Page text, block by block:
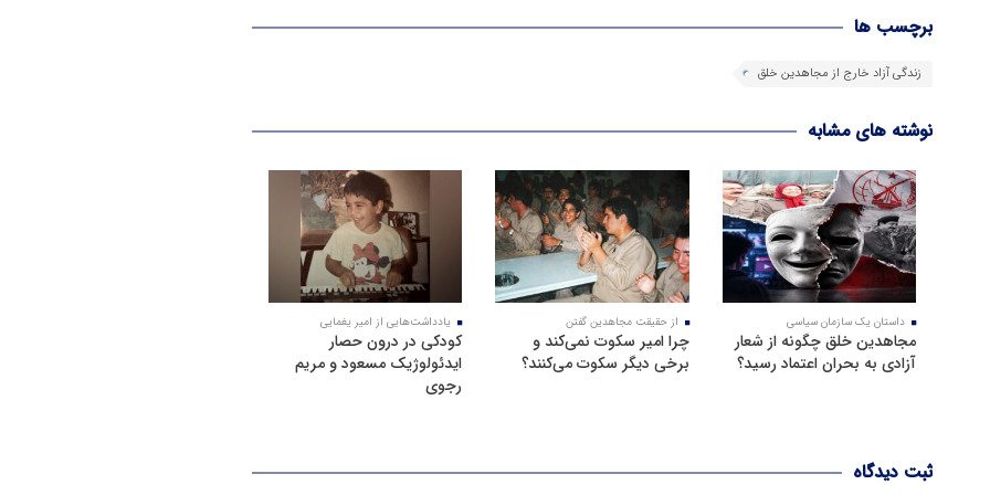
برچسب ها
زندگی آزاد خارج از مجاهدین خلق
نوشته های مشابه
داستان یک سازمان سیاسی
مجاهدین خلق چگونه از شعار
آزادی به بحران اعتماد رسید؟
از حقیقت مجاهدین گفتن
چرا امیر سکوت نمی‌کند و
برخی دیگر سکوت می‌کنند؟
یادداشت‌هایی از امیر یغمایی
کودکی در درون حصار
ایدئولوژیک مسعود و مریم
رجوی
ثبت دیدگاه